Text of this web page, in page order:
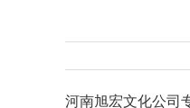
河南旭宏文化公